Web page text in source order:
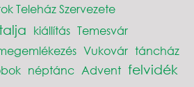
Teleház Szervezete
kiállítás Temesvár
Vukovár táncház
néptánc Advent felvidék